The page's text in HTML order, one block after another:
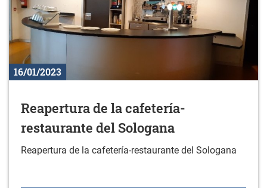
16/01/2023
Reapertura de la cafetería-
restaurante del Sologana
Reapertura de la cafetería-restaurante del Sologana